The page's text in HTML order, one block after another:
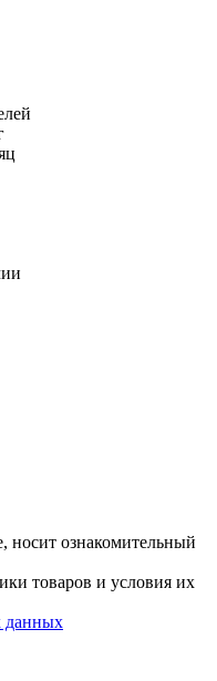
носит ознакомительный
товаров и условия их
данных